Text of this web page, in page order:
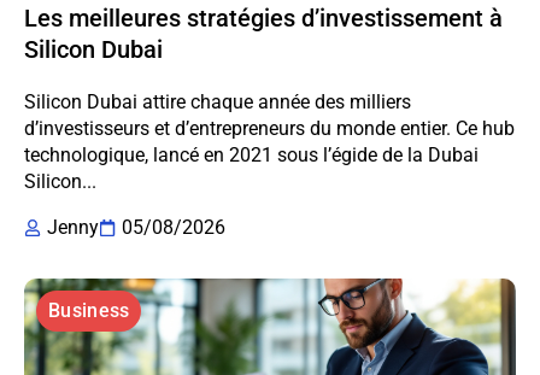
Les meilleures stratégies d’investissement à
Silicon Dubai
Silicon Dubai attire chaque année des milliers
d’investisseurs et d’entrepreneurs du monde entier. Ce hub
technologique, lancé en 2021 sous l’égide de la Dubai
Silicon...
Jenny
05/08/2026
Business